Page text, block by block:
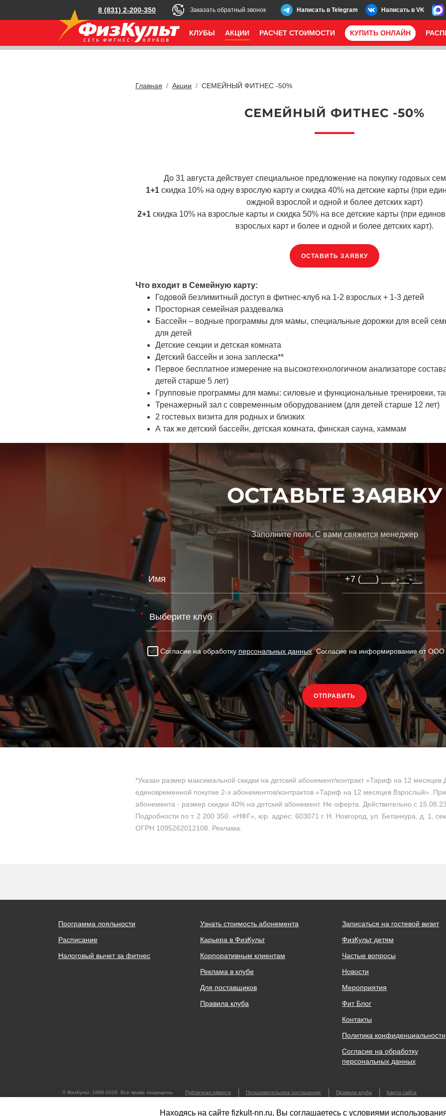
8 (831) 2-200-350 Заказать обратный звонок Написать в Telegram Написать в VK
КЛУБЫ АКЦИИ РАСЧЕТ СТОИМОСТИ КУПИТЬ ОНЛАЙН
Главная Акции СЕМЕЙНЫЙ ФИТНЕС -50%
СЕМЕЙНЫЙ ФИТНЕС -50%
До 31 августа действует специальное предложение на покупку годовых
1+1 скидка 10% на одну взрослую карту и скидка 40% на детские карты (при
ождной взрослой и одной и более детских карт)
2+1скидка 10% на взрослые карты и скидка 50% на все детские карты (при
взрослых карт и более и одной и более детских карт).
ОСТАВИТЬ ЗАЯВКУ
Что входит в Семейную карту:
Годовой безлимитный доступ в фитнес-клуб на 1-2 взрослых + 1-3 детей
Просторная семейная раздевалка
Бассейн – водные программы для мамы, специальные дорожки для всей
для детей
Детские секции и детская комната
Детский бассейн и зона заплеска**
Первое бесплатное измерение на высокотехнологичном анализаторе
детей старше 5 лет)
Групповые программы для мамы: силовые и функциональные тренировки,
Тренажерный зал с современным оборудованием (для детей старше 12 лет)
2 гостевых визита для родных и близких
А так же детский бассейн, детская комната, финская сауна, хаммам
ОСТАВЬТЕ ЗАЯВКУ
Заполните поля. С вами свяжется менеджер
* *
*
Согласие на обработку персональных данных. Согласие на информирование от
*
ОТПРАВИТЬ
*Указан размер максимальной скидки на детский абонемент/контракт «Тариф на 12 месяцев
единовременной покупке 2-х абонементов/контрактов «Тариф на 12 месяцев Взрослый». При
абонемента - размер скидки 40% на детский абонемент. Не оферта. Действительно с
Подробности по т. 2 200 350. «НФГ», юр. адрес: 603071 г. Н. Новгород, ул. Бетанкура, д. 1,
ОГРН 1095262012108. Реклама.
Программа лояльности
Расписание
Налоговый вычет за фитнес
Узнать стоимость абонемента
Карьера в ФизКульт
Корпоративным клиентам
Реклама в клубе
Для поставщиков
Правила клуба
Записаться на гостевой визит
ФизКульт детям
Частые вопросы
Новости
Мероприятия
Фит Блог
Контакты
Политика конфиденциальности
Согласие на обработку
персональных данных
© ФизКульт, 1996-2026. Все права защищены. Публичная оферта Пользовательское соглашение Правила клуба
Карта сайта
Находясь на сайте fizkult-nn.ru, Вы соглашаетесь с условиями